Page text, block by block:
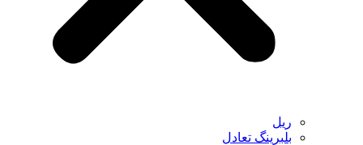
ریل
بلبرینگ تعادل